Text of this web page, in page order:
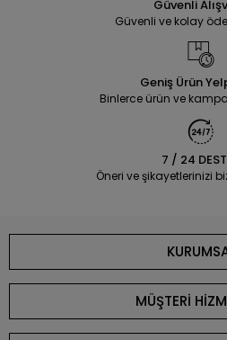
Güvenli
Güvenli ve kolay
Geniş Ürün
Binlerce ürün ve
7 / 24
Öneri ve şikayetlerinizi
MÜŞTERİ